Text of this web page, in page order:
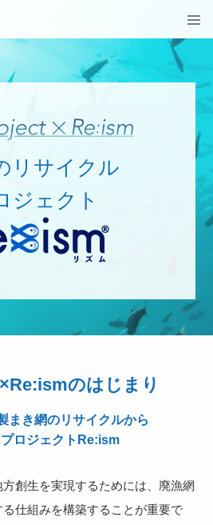
リサイクル
ジェクト
のはじまり
まき網のリサイクルから
ロジェクトRe:ism
創生を実現するためには、廃漁網
仕組みを構築することが重要で